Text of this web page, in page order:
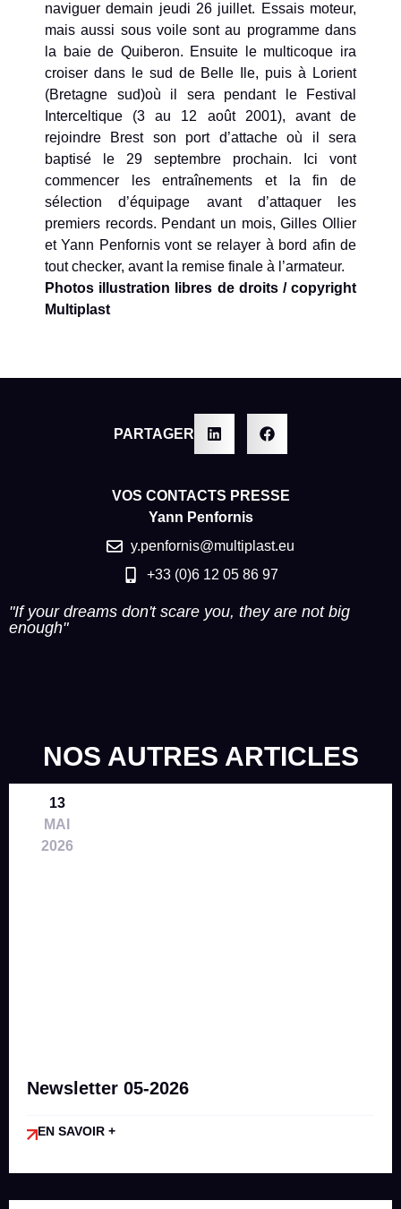
naviguer demain jeudi 26 juillet. Essais moteur,
mais aussi sous voile sont au programme dans
la baie de Quiberon. Ensuite le multicoque ira
croiser dans le sud de Belle Ile, puis à Lorient
(Bretagne sud)où il sera pendant le Festival
Interceltique (3 au 12 août 2001), avant de
rejoindre Brest son port d’attache où il sera
baptisé le 29 septembre prochain. Ici vont
commencer les entraînements et la fin de
sélection d’équipage avant d’attaquer les
premiers records. Pendant un mois, Gilles Ollier
et Yann Penfornis vont se relayer à bord afin de
tout checker, avant la remise finale à l’armateur.
Photos illustration libres de droits / copyright
Multiplast
PARTAGER
VOS CONTACTS PRESSE
Yann Penfornis
y.penfornis@multiplast.eu
+33 (0)6 12 05 86 97
"If your dreams don't scare you, they are not big
enough"
NOS AUTRES ARTICLES
13
MAI
2026
Newsletter 05-2026
EN SAVOIR +